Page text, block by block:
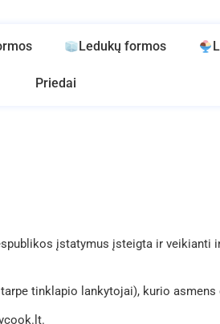
Ledukų formos
Priedai
įstatymus įsteigta ir veikianti
tinklapio lankytojai), kurio asmens